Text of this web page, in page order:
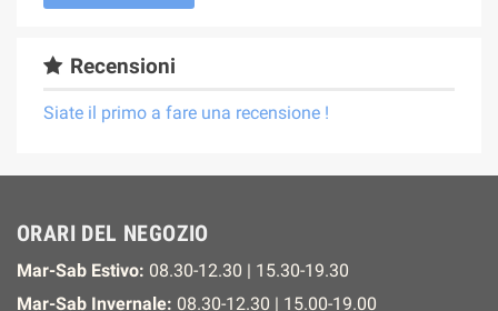
Recensioni
Siate il primo a fare una recensione !
ORARI DEL NEGOZIO
Mar-Sab Estivo: 08.30-12.30 | 15.30-19.30
Mar-Sab Invernale: 08.30-12.30 | 15.00-19.00